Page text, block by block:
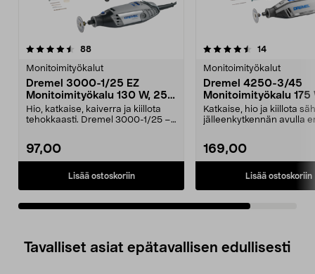
88arvostelut
Monitoimityökalut
Dremel 3000-1/25 EZ
Monitoimityökalu 130 W, 25
osaa
Hio, katkaise, kaiverra ja kiillota
tehokkaasti. Dremel 3000-1/25 –
97,00
Lisää ostoskoriin
4.5viidestä
14arvostelut
Monitoimityökalut
Dremel 4250-3/45
Monitoimityökalu 175
osaa
Katkaise, hio ja kiillota
jälleenkytkennän avulla
169,00
Lisää ostoskoriin
Tavalliset asiat epätavallisen edullisesti